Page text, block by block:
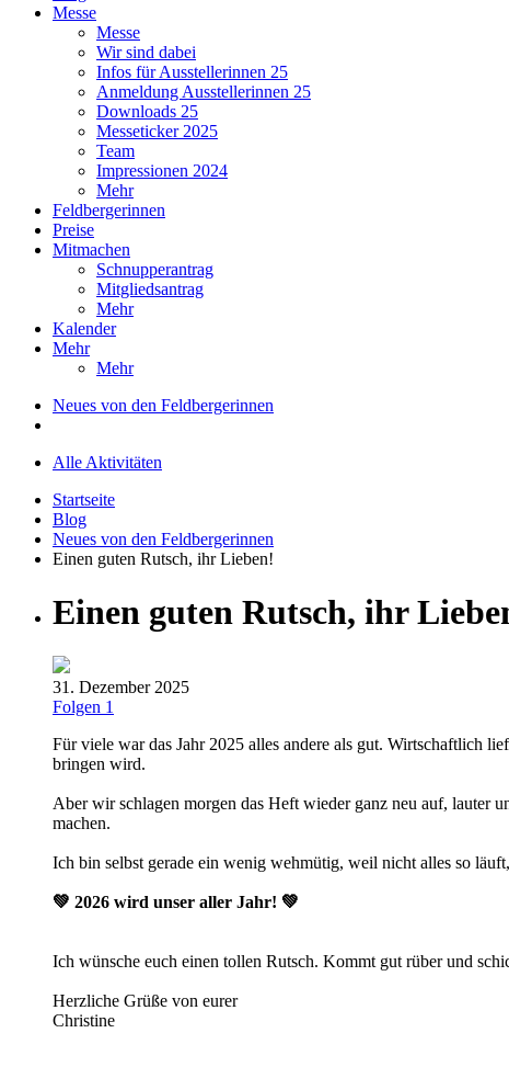
Messe
Messe
Wir sind dabei
Infos für Ausstellerinnen 25
Anmeldung Ausstellerinnen 25
Downloads 25
Messeticker 2025
Team
Impressionen 2024
Mehr
Feldbergerinnen
Preise
Mitmachen
Schnupperantrag
Mitgliedsantrag
Mehr
Kalender
Mehr
Mehr
Neues von den Feldbergerinnen
Alle Aktivitäten
Startseite
Blog
Neues von den Feldbergerinnen
Einen guten Rutsch, ihr Lieben!
Einen guten Rutsch, ihr
31. Dezember 2025
Folgen 1
Für viele war das Jahr 2025 alles andere als gut. Wirtschaftlich
bringen wird.
Aber wir schlagen morgen das Heft wieder ganz neu auf, lauter
machen.
Ich bin selbst gerade ein wenig wehmütig, weil nicht alles so
💚 2026 wird unser aller Jahr! 💚
Ich wünsche euch einen tollen Rutsch. Kommt gut rüber und
Herzliche Grüße von eurer
Christine